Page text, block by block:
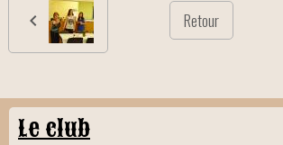
Retour
Le club